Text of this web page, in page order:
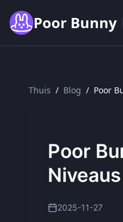
Poor Bunny
Thuis / Blog / Poor
Poor
2025-11-27